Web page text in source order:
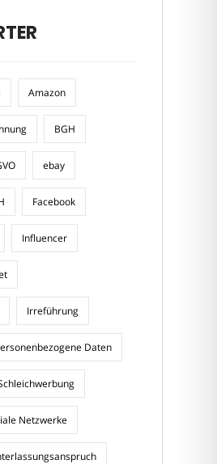
Amazon
BGH
ebay
Facebook
Influencer
Irreführung
Daten
Netzwerke